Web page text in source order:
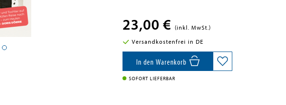
23,00 € (inkl. MwSt.)
Versandkostenfrei in DE
In den Warenkorb
SOFORT LIEFERBAR